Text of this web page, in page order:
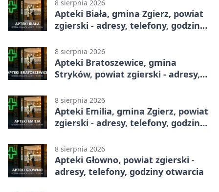
8 sierpnia 2026
Apteki Biała, gmina Zgierz, powiat
zgierski - adresy, telefony, godziny
8 sierpnia 2026
Apteki Bratoszewice, gmina
Stryków, powiat zgierski - adresy,
8 sierpnia 2026
Apteki Emilia, gmina Zgierz, powiat
zgierski - adresy, telefony, godziny
8 sierpnia 2026
Apteki Głowno, powiat zgierski -
adresy, telefony, godziny otwarcia